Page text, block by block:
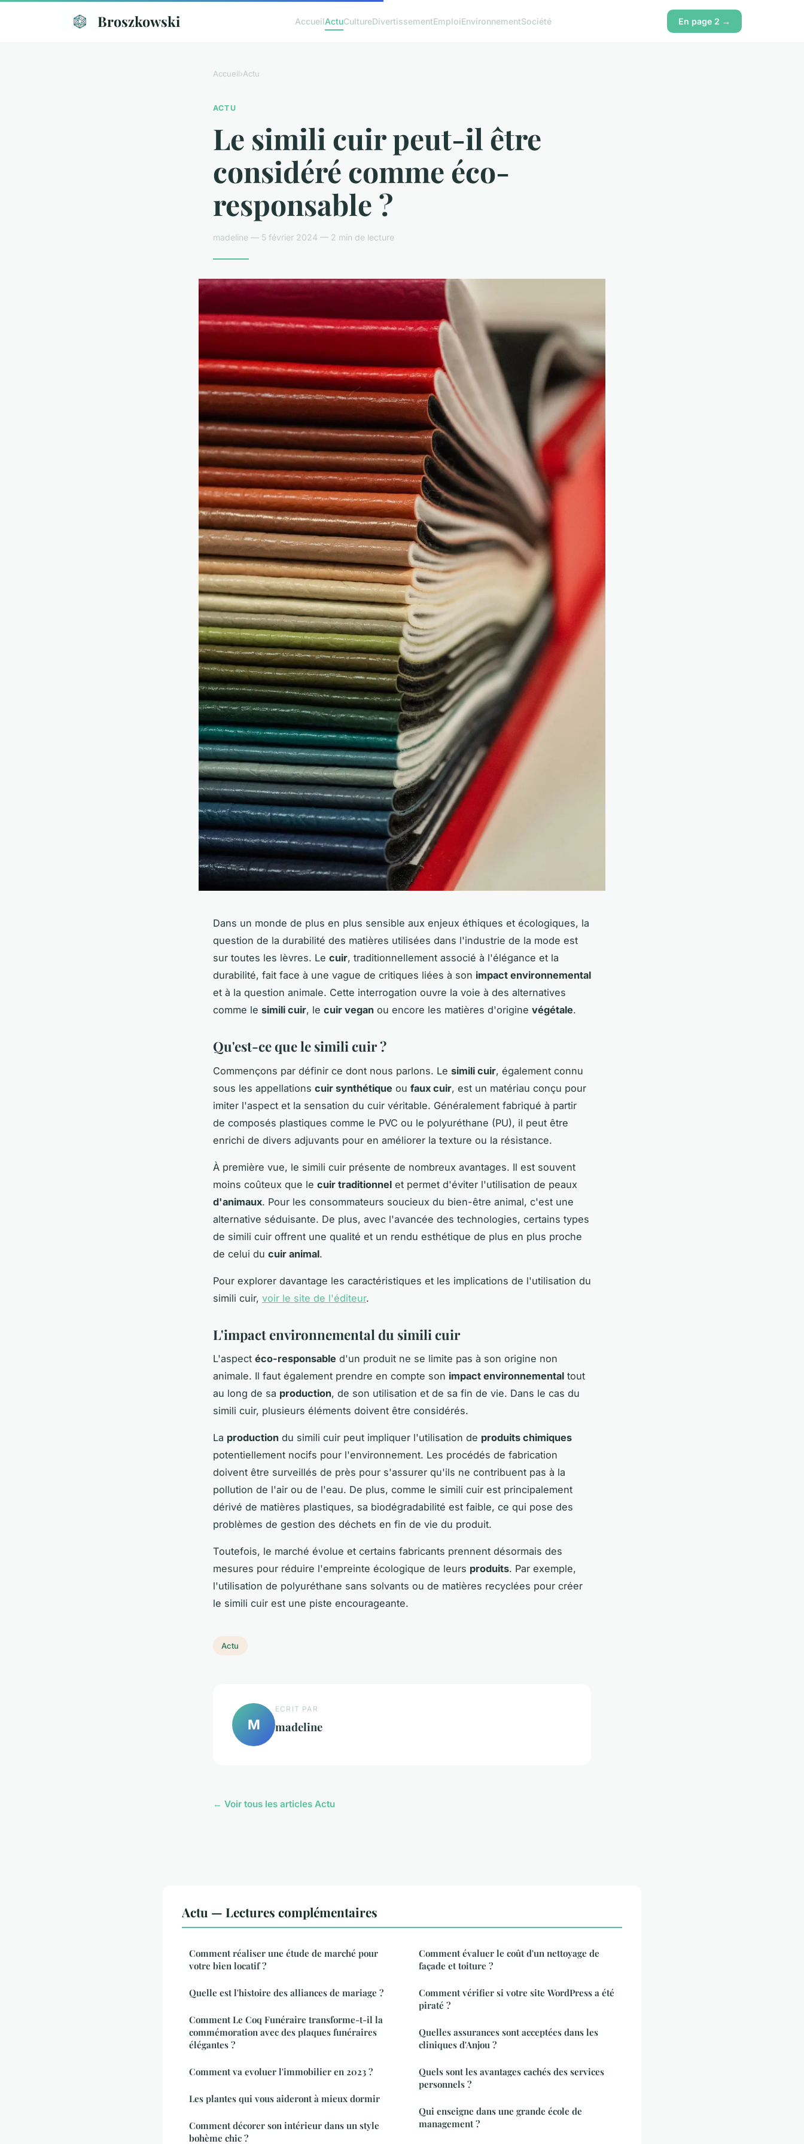
Broszkowski AccueilActuCultureDivertissementEmploiEnvironnementSociété En page 2 →
Accueil›Actu
ACTU
Le simili cuir peut-il être
considéré comme éco-
responsable ?
madeline — 5 février 2024 — 2 min de lecture
Dans un monde de plus en plus sensible aux enjeux éthiques et écologiques, la
question de la durabilité des matières utilisées dans l'industrie de la mode est
sur toutes les lèvres. Le cuir, traditionnellement associé à l'élégance et la
durabilité, fait face à une vague de critiques liées à son impact environnemental
et à la question animale. Cette interrogation ouvre la voie à des alternatives
comme le simili cuir, le cuir vegan ou encore les matières d'origine végétale.
Qu'est-ce que le simili cuir ?
Commençons par définir ce dont nous parlons. Le simili cuir, également connu
sous les appellations cuir synthétique ou faux cuir, est un matériau conçu pour
imiter l'aspect et la sensation du cuir véritable. Généralement fabriqué à partir
de composés plastiques comme le PVC ou le polyuréthane (PU), il peut être
enrichi de divers adjuvants pour en améliorer la texture ou la résistance.
À première vue, le simili cuir présente de nombreux avantages. Il est souvent
moins coûteux que le cuir traditionnel et permet d'éviter l'utilisation de peaux
d'animaux. Pour les consommateurs soucieux du bien-être animal, c'est une
alternative séduisante. De plus, avec l'avancée des technologies, certains types
de simili cuir offrent une qualité et un rendu esthétique de plus en plus proche
de celui du cuir animal.
Pour explorer davantage les caractéristiques et les implications de l'utilisation du
simili cuir, voir le site de l'éditeur.
L'impact environnemental du simili cuir
L'aspect éco-responsable d'un produit ne se limite pas à son origine non
animale. Il faut également prendre en compte son impact environnemental tout
au long de sa production, de son utilisation et de sa fin de vie. Dans le cas du
simili cuir, plusieurs éléments doivent être considérés.
La production du simili cuir peut impliquer l'utilisation de produits chimiques
potentiellement nocifs pour l'environnement. Les procédés de fabrication
doivent être surveillés de près pour s'assurer qu'ils ne contribuent pas à la
pollution de l'air ou de l'eau. De plus, comme le simili cuir est principalement
dérivé de matières plastiques, sa biodégradabilité est faible, ce qui pose des
problèmes de gestion des déchets en fin de vie du produit.
Toutefois, le marché évolue et certains fabricants prennent désormais des
mesures pour réduire l'empreinte écologique de leurs produits. Par exemple,
l'utilisation de polyuréthane sans solvants ou de matières recyclées pour créer
le simili cuir est une piste encourageante.
Actu
M
ECRIT PAR
madeline
← Voir tous les articles Actu
Actu — Lectures complémentaires
Comment réaliser une étude de marché pour
votre bien locatif ?
Quelle est l'histoire des alliances de mariage ?
Comment Le Coq Funéraire transforme-t-il la
commémoration avec des plaques funéraires
élégantes ?
Comment va evoluer l'immobilier en 2023 ?
Les plantes qui vous aideront à mieux dormir
Comment décorer son intérieur dans un style
bohème chic ?
Comment évaluer le coût d'un nettoyage de
façade et toiture ?
Comment vérifier si votre site WordPress a été
piraté ?
Quelles assurances sont acceptées dans les
cliniques d'Anjou ?
Quels sont les avantages cachés des services
personnels ?
Qui enseigne dans une grande école de
management ?